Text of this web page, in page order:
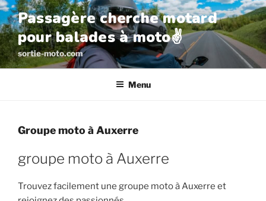
Aller
au
contenu
principal
Passagère cherche motard
pour balades à moto✌️
sortie-moto.com
Menu
Groupe moto à Auxerre
groupe moto à Auxerre
Trouvez facilement une groupe moto à Auxerre et